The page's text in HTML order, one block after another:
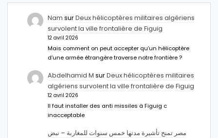
Nam surDeux hélicoptères militaires algériens
survolent la ville frontalière de Figuig
12 avril 2026
Mais comment on peut accepter qu’un hélicoptère
d’une armée étrangère traverse notre frontière ?
Abdelhamid M surDeux hélicoptères militaires
algériens survolent la ville frontalière de Figuig
12 avril 2026
Il faut installer des anti missiles à Figuig c
inacceptable
مصر تمنح تأشيرة مدتها خمس سنوات للمغاربة – نبض